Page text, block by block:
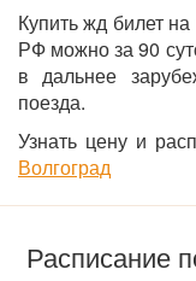
Купить жд билет
РФ можно за 90
в дальнее
поезда.
Узнать цену и
Волгоград
Расписание